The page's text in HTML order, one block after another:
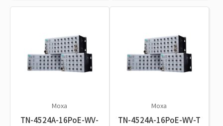
Moxa
TN-4524A-16PoE-WV-
Moxa
TN-4524A-16PoE-WV-T